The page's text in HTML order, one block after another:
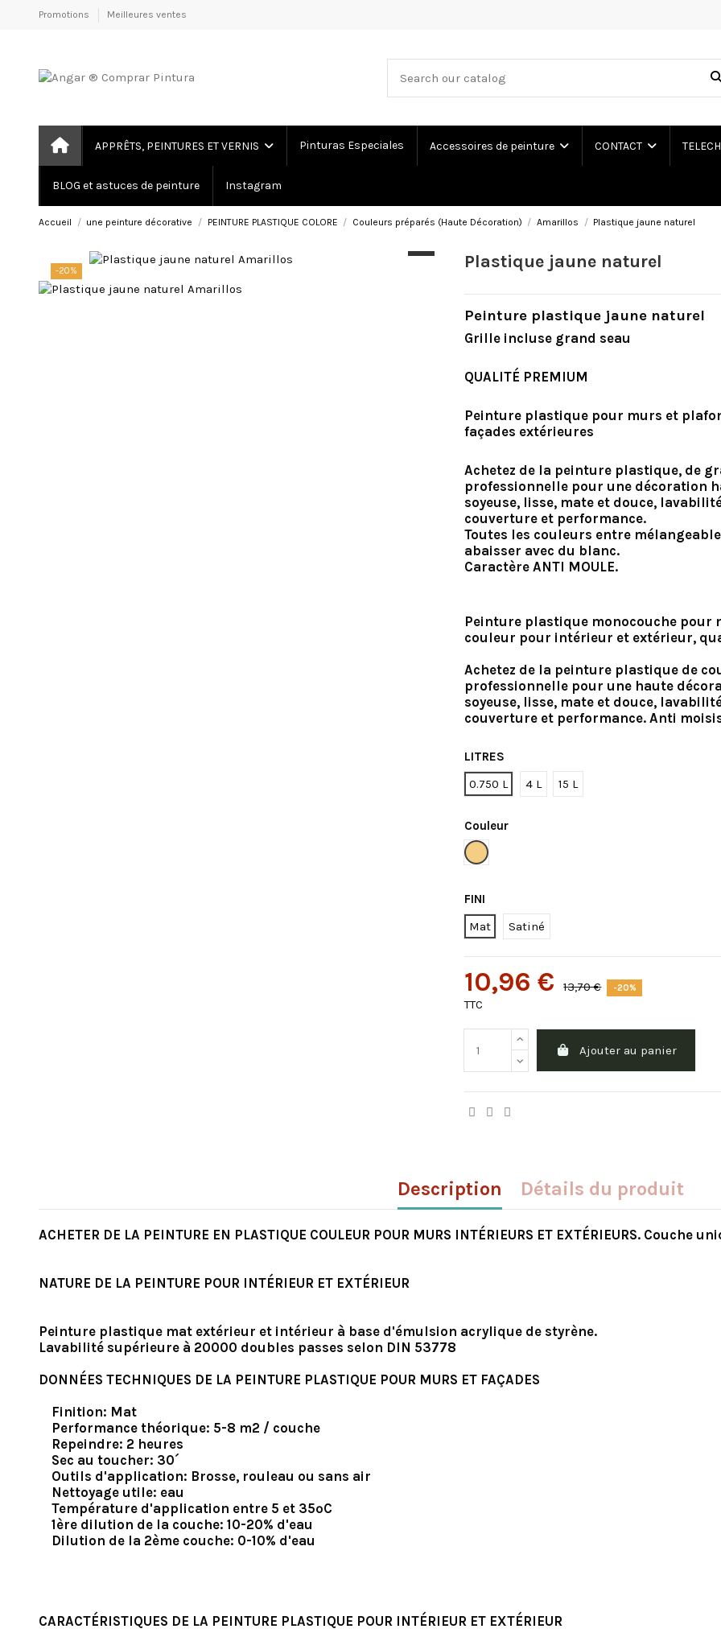
Promotions Meilleures ventes
APPRÊTS, PEINTURES ET VERNIS Pinturas Especiales Accessoires de peinture CONTACT
BLOG et astuces de peinture Instagram
Accueil une peinture décorative PEINTURE PLASTIQUE COLORE Couleurs préparés (Haute Décoration) Amarillos Plastique jaune naturel
-20% Plastique jaune naturel
Peinture plastique jaune naturel
Grille incluse grand seau
QUALITÉ PREMIUM
Peinture plastique pour murs et
façades extérieures
Achetez de la peinture plastique, de
professionnelle pour une décoration
soyeuse, lisse, mate et douce,
couverture et performance.
Toutes les couleurs entre
abaisser avec du blanc.
Caractère ANTI MOULE.
Peinture plastique monocouche pour
couleur pour intérieur et extérieur,
Achetez de la peinture plastique de
professionnelle pour une haute
soyeuse, lisse, mate et douce,
couverture et performance. Anti
LITRES
0.750 L
4 L 15 L
Couleur
Jaune naturel
FINI
Mat
Satiné
10,96 € 13,70 € -20%
TTC
Ajouter au panier
Description Détails du produit
ACHETER DE LA PEINTURE EN PLASTIQUE COULEUR POUR MURS INTÉRIEURS ET EXTÉRIEURS. Couche
NATURE DE LA PEINTURE POUR INTÉRIEUR ET EXTÉRIEUR
Peinture plastique mat extérieur et intérieur à base d'émulsion acrylique de styrène.
Lavabilité supérieure à 20000 doubles passes selon DIN 53778
DONNÉES TECHNIQUES DE LA PEINTURE PLASTIQUE POUR MURS ET FAÇADES
Finition: Mat
Performance théorique: 5-8 m2 / couche
Repeindre: 2 heures
Sec au toucher: 30´
Outils d'application: Brosse, rouleau ou sans air
Nettoyage utile: eau
Température d'application entre 5 et 35ºC
1ère dilution de la couche: 10-20% d'eau
Dilution de la 2ème couche: 0-10% d'eau
CARACTÉRISTIQUES DE LA PEINTURE PLASTIQUE POUR INTÉRIEUR ET EXTÉRIEUR